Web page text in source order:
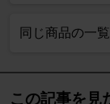
同じ商品の一
この記事を見